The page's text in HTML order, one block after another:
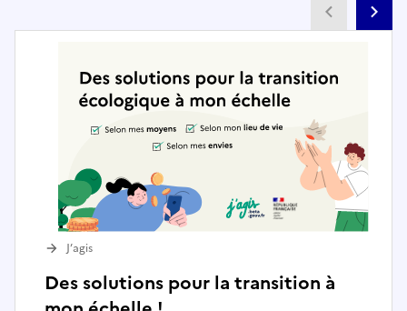
Des solutions pour la transition à
J’agis